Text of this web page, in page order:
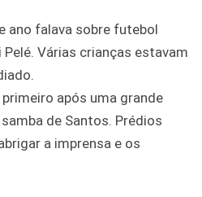
ano falava sobre futebol
Várias crianças estavam
após uma grande
de Santos. Prédios
a imprensa e os